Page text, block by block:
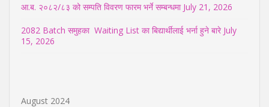
आ.ब. २०८२/८३ को सम्पति विवरण फारम भर्ने सम्बन्धमा July 21, 2026
2082 Batch समुहका Waiting List का बिद्यार्थीलाई भर्ना हुने बारे July
15, 2026
August 2024